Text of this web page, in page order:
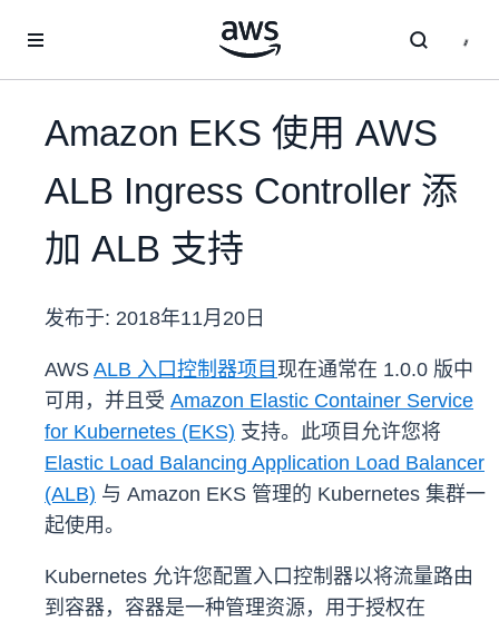
Amazon EKS 使用 AWS
ALB Ingress Controller 添
加 ALB 支持
发布于: 2018年11月20日
AWS ALB 入口控制器项目 现在通常在 1.0.0 版中
可用，并且受 Amazon Elastic Container Service
for Kubernetes (EKS) 支持。此项目允许您将
Elastic Load Balancing Application Load Balancer
(ALB) 与 Amazon EKS 管理的 Kubernetes 集群一
起使用。
Kubernetes 允许您配置入口控制器以将流量路由
到容器，容器是一种管理资源，用于授权在